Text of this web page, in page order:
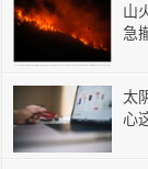
山
急
太
心